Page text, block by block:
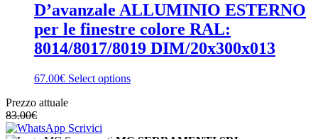
D’avanzale ALLUMINIO ESTERNO
per le finestre colore RAL:
8014/8017/8019 DIM/20x300x013
67.00€ Select options
Prezzo attuale
83.00€
Scrivici